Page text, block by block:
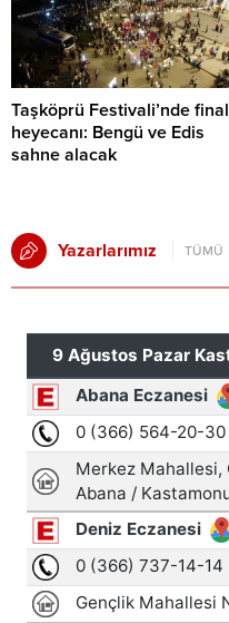
Taşköprü Festivali’nde final
heyecanı: Bengü ve Edis
sahne alacak
Yazarlarımız TÜMÜ